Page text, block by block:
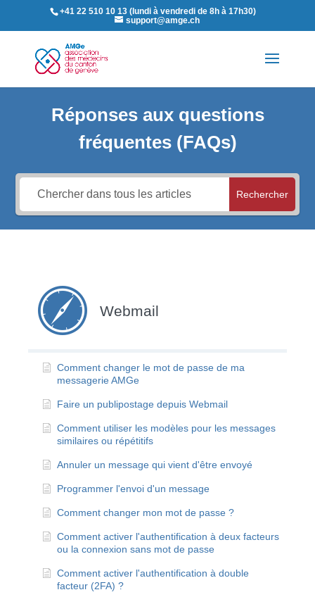
+41 22 510 10 13 (lundi à vendredi de 8h à 17h30)
support@amge.ch
Réponses aux questions
fréquentes (FAQs)
Rechercher
Webmail
Comment changer le mot de passe de ma
messagerie AMGe
Faire un publipostage depuis Webmail
Comment utiliser les modèles pour les messages
similaires ou répétitifs
Annuler un message qui vient d'être envoyé
Programmer l'envoi d'un message
Comment changer mon mot de passe ?
Comment activer l'authentification à deux facteurs
ou la connexion sans mot de passe
Comment activer l'authentification à double
facteur (2FA) ?